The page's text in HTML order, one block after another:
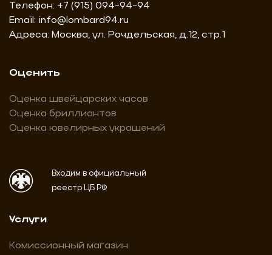
Телефон: +7 (915) 094-94-94
Email: info@lombard94.ru
Адреса: Москва, ул. Рочдельская, д.12, стр.1
Оценить
Оценка швейцарских часов
Оценка бриллиантов
Оценка ювелирных украшений
Входим в официальный
реестр ЦБ РФ
Услуги
Комиссионный магазин